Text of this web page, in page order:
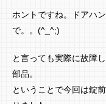
ホントですね。ドアハ
で。。(^_^;)
と言っても実際に故障
部品。
ということで今回は錠